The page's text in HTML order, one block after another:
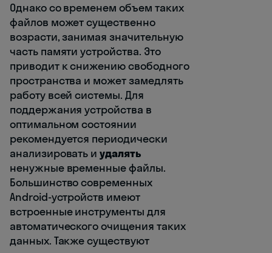
Однако со временем объем таких
файлов может существенно
возрасти, занимая значительную
часть памяти устройства. Это
приводит к снижению свободного
пространства и может замедлять
работу всей системы. Для
поддержания устройства в
оптимальном состоянии
рекомендуется периодически
анализировать иудалять
ненужные временные файлы.
Большинство современных
Android-устройств имеют
встроенные инструменты для
автоматического очищения таких
данных. Также существуют